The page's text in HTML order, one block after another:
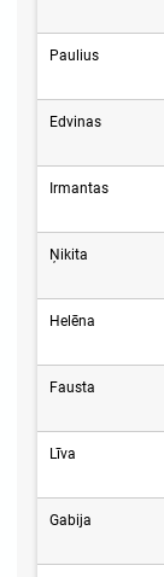
Paulius
Edvinas
Irmantas
Ņikita
Helēna
Fausta
Līva
Gabija